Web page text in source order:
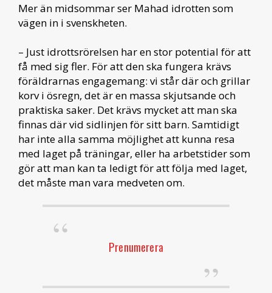
Mer än midsommar ser Mahad idrotten som
vägen in i svenskheten.
– Just idrottsrörelsen har en stor potential för att
få med sig fler. För att den ska fungera krävs
föräldrarnas engagemang: vi står där och grillar
korv i ösregn, det är en massa skjutsande och
praktiska saker. Det krävs mycket att man ska
finnas där vid sidlinjen för sitt barn. Samtidigt
har inte alla samma möjlighet att kunna resa
med laget på träningar, eller ha arbetstider som
gör att man kan ta ledigt för att följa med laget,
det måste man vara medveten om.
Prenumerera